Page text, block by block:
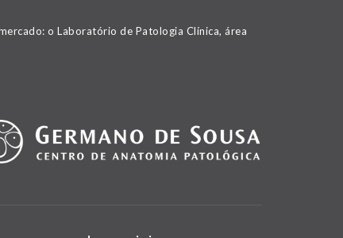
o Laboratório de Patologia Clínica, área